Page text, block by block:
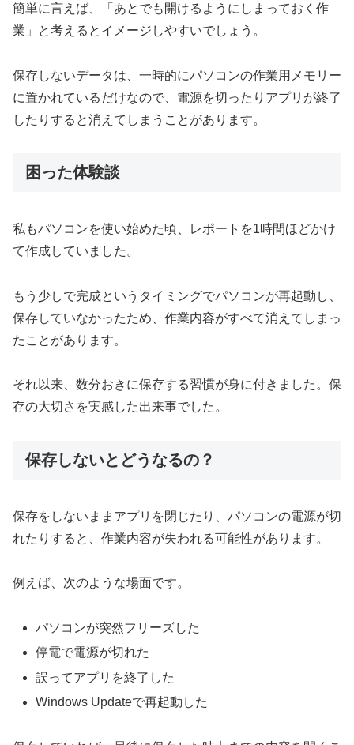
簡単に言えば、「あとでも開けるようにしまっておく作
業」と考えるとイメージしやすいでしょう。
保存しないデータは、一時的にパソコンの作業用メモリー
に置かれているだけなので、電源を切ったりアプリが終了
したりすると消えてしまうことがあります。
困った体験談
私もパソコンを使い始めた頃、レポートを1時間ほどかけ
て作成していました。
もう少しで完成というタイミングでパソコンが再起動し、
保存していなかったため、作業内容がすべて消えてしまっ
たことがあります。
それ以来、数分おきに保存する習慣が身に付きました。保
存の大切さを実感した出来事でした。
保存しないとどうなるの？
保存をしないままアプリを閉じたり、パソコンの電源が切
れたりすると、作業内容が失われる可能性があります。
例えば、次のような場面です。
パソコンが突然フリーズした
停電で電源が切れた
誤ってアプリを終了した
Windows Updateで再起動した